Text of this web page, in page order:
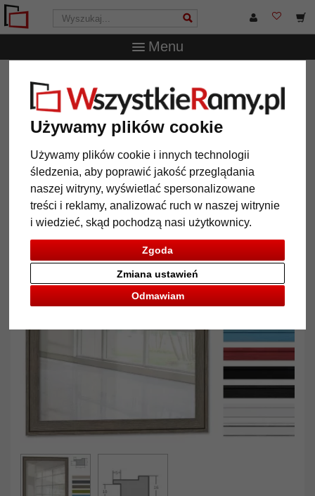
Używamy plików cookie
Używamy plików cookie i innych technologii
śledzenia, aby poprawić jakość przeglądania
naszej witryny, wyświetlać spersonalizowane
treści i reklamy, analizować ruch w naszej witrynie
i wiedzieć, skąd pochodzą nasi użytkownicy.
Zgoda
Odmawiam
Zmiana ustawień
Menu
Lustro na ścianę Salamat na wymiar
Lustro na ścianę Salamat na
wymiar